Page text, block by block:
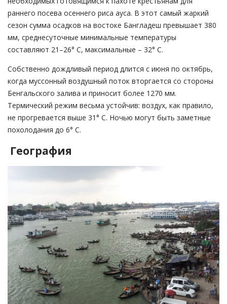
раннего посева осеннего риса ауса. В этот самый жаркий
сезон сумма осадков на востоке Бангладеш превышает 380
мм, среднесуточные минимальные температуры
составляют 21–26° С, максимальные – 32° С.
Собственно дождливый период длится с июня по октябрь,
когда муссонный воздушный поток вторгается со стороны
Бенгальского залива и приносит более 1270 мм.
Термический режим весьма устойчив: воздух, как правило,
не прогревается выше 31° С. Ночью могут быть заметные
похолодания до 6° С.
География